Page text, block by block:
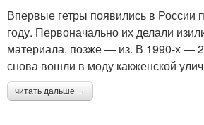
Впервые гетры появились в России
году. Первоначально их делали
материала, позже — из. В 1990-х —
снова вошли в моду какженской
читать дальше →